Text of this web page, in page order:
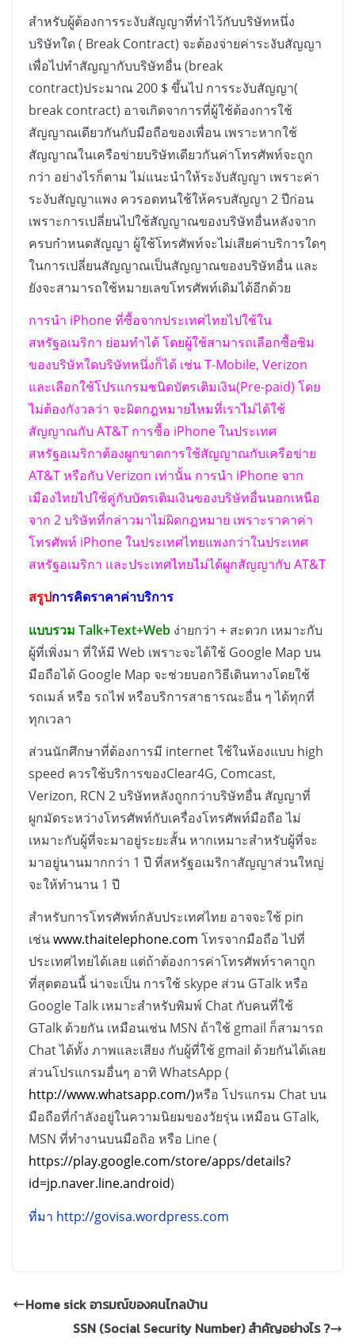
สำหรับผู้ต้องการระงับสัญญาที่ทำไว้กับบริษัทหนึ่ง
บริษัทใด ( Break Contract) จะต้องจ่ายค่าระงับสัญญา
เพื่อไปทำสัญญากับบริษัทอื่น (break
contract)ประมาณ200 $ ขึ้นไป การระงับสัญญา(
break contract) อาจเกิดจาการที่ผู้ใช้ต้องการใช้
สัญญาณเดียวกันกับมือถือของเพื่อน เพราะหากใช้
สัญญาณในเครือข่ายบริษัทเดียวกันค่าโทรศัพท์จะถูก
กว่า อย่างไรก็ตาม ไม่แนะนำให้ระงับสัญญา เพราะค่า
ระงับสัญญาแพง ควรอดทนใช้ให้ครบสัญญา 2ปีก่อน
เพราะการเปลี่ยนไปใช้สัญญาณของบริษัทอื่นหลังจาก
ครบกำหนดสัญญา ผู้ใช้โทรศัพท์จะไม่เสียค่าบริการใดๆ
ในการเปลี่ยนสัญญาณเป็นสัญญาณของบริษัทอื่น และ
ยังจะสามารถใช้หมายเลขโทรศัพท์เดิมได้อีกด้วย
การนำ iPhoneที่ซื้อจากประเทศไทยไปใช้ใน
สหรัฐอเมริกา ย่อมทำได้ โดยผู้ใช้สามารถเลือกซื้อซิม
ของบริษัทใดบริษัทหนึ่งก็ได้ เช่นT-Mobile, Verizon
และเลือกใช้โปรแกรมชนิดบัตรเติมเงิน(Pre-paid) โดย
ไม่ต้องกังวลว่า จะผิดกฎหมายไหมที่เราไม่ได้ใช้
สัญญาณกับ AT&T การซื้อ iPhoneในประเทศ
สหรัฐอเมริกาต้องผูกขาดการใช้สัญญาณกับเครือข่าย
AT&Tหรือกับ Verizon เท่านั้น การนำ iPhone จาก
เมืองไทยไปใช้คู่กับบัตรเติมเงินของบริษัทอื่นนอกเหนือ
จาก 2บริษัทที่กล่าวมาไม่ผิดกฎหมาย เพราะราคาค่า
โทรศัพท์ iPhoneในประเทศไทยแพงกว่าในประเทศ
สหรัฐอเมริกา และประเทศไทยไม่ได้ผูกสัญญากับ AT&T
สรูปการคิดราคาค่าบริการ
แบบรวม Talk+Text+Web ง่ายกว่า + สะดวก เหมาะกับ
ผู้ที่เพิ่งมา ที่ให้มี Web เพราะจะได้ใช้ Google Map บน
มือถือได้ Google Map จะช่วยบอกวิธีเดินทางโดยใช้
รถเมล์ หรือ รถไฟ หรือบริการสาธารณะอื่น ๆ ได้ทุกที่
ทุกเวลา
ส่วนนักศึกษาที่ต้องการมี internetใช้ในห้องแบบ high
speed ควรใช้บริการของClear4G, Comcast,
Verizon, RCN 2บริษัทหลังถูกกว่าบริษัทอื่น สัญญาที่
ผูกมัดระหว่างโทรศัพท์กับเครื่องโทรศัพท์มือถือ ไม่
เหมาะกับผู้ที่จะมาอยู่ระยะสั้น หากเหมาะสำหรับผู้ที่จะ
มาอยู่นานมากกว่า 1 ปี ที่สหรัฐอเมริกาสัญญาส่วนใหญ่
จะให้ทำนาน 1 ปี
สำหรับการโทรศัพท์กลับประเทศไทย อาจจะใช้ pin
เช่นwww.thaitelephone.com โทรจากมือถือ ไปที่
ประเทศไทยได้เลย แต่ถ้าต้องการค่าโทรศัพท์ราคาถูก
ที่สุดตอนนี้ น่าจะเป็น การใช้skype ส่วน GTalkหรือ
Google Talk เหมาะสำหรับพิมพ์ Chat กับคนที่ใช้
GTalk ด้วยกัน เหมือนเช่น MSN ถ้าใช้ gmail ก็สามารถ
Chatได้ทั้ง ภาพและเสียง กับผู้ที่ใช้ gmail ด้วยกันได้เลย
ส่วนโปรแกรมอื่นๆ อาทิ WhatsApp (
http://www.whatsapp.com/)หรือ โปรแกรม Chatบน
มือถือที่กำลังอยู่ในความนิยมของวัยรุ่น เหมือน GTalk,
MSN ที่ทำงานบนมือถิอ หรือ Line (
https://play.google.com/store/apps/details?
id=jp.naver.line.android)
ที่มา http://govisa.wordpress.com
Home sick อารมณ์ของคนไกลบ้าน
SSN (Social Security Number) สำคัญอย่างไร ?